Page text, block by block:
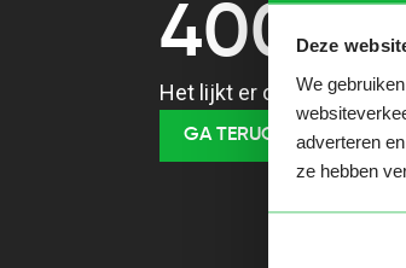
Deze
We
adverteren
ze hebben
400
Het lijkt er op dat je een
GA TERUG NAAR HOME